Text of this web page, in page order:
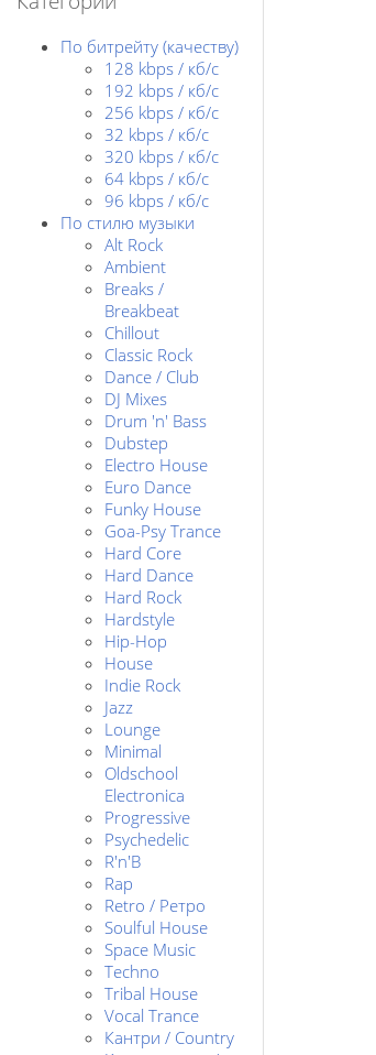
По битрейту (качеству)
128 kbps / кб/c
192 kbps / кб/c
256 kbps / кб/с
32 kbps / кб/c
320 kbps / кб/с
64 kbps / кб/c
96 kbps / кб/c
По стилю музыки
Alt Rock
Ambient
Breaks /
Breakbeat
Chillout
Classic Rock
Dance / Club
DJ Mixes
Drum 'n' Bass
Dubstep
Electro House
Euro Dance
Funky House
Goa-Psy Trance
Hard Core
Hard Dance
Hard Rock
Hardstyle
Hip-Hop
House
Indie Rock
Jazz
Lounge
Minimal
Oldschool
Electronica
Progressive
Psychedelic
R'n'B
Rap
Retro / Ретро
Soulful House
Space Music
Techno
Tribal House
Vocal Trance
Кантри / Country